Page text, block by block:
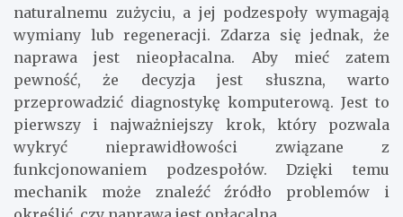
naturalnemu zużyciu, a jej podzespoły wymagają
wymiany lub regeneracji. Zdarza się jednak, że
naprawa jest nieopłacalna. Aby mieć zatem
pewność, że decyzja jest słuszna, warto
przeprowadzić diagnostykę komputerową. Jest to
pierwszy i najważniejszy krok, który pozwala
wykryć nieprawidłowości związane z
funkcjonowaniem podzespołów. Dzięki temu
mechanik może znaleźć źródło problemów i